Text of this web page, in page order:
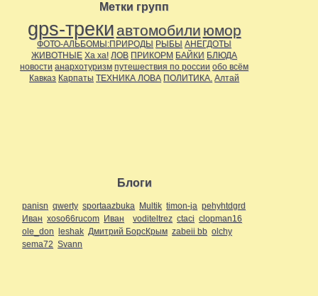
Метки групп
gps-треки автомобили юмор
ФОТО-АЛЬБОМЫ:ПРИРОДЫ РЫБЫ АНЕГДОТЫ
ЖИВОТНЫЕ Ха ха! ЛОВ ПРИКОРМ БАЙКИ БЛЮДА
новости анархотуризм путешествия по россии обо всём
Кавказ Карпаты ТЕХНИКА ЛОВА ПОЛИТИКА. Алтай
Блоги
panisn qwerty sportaazbuka Multik timon-ja pehyhtdgrd
Иван xoso66rucom Иван voditeltrez ctaci clopman16
ole_don leshak Дмитрий БорсКрым zabeii bb olchy
sema72 Svann